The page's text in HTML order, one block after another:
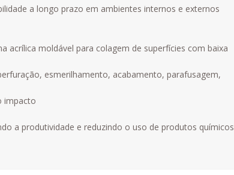
a longo prazo em ambientes internos e externos
acrílica moldável para colagem de superfícies com baixa
esmerilhamento, acabamento, parafusagem,
impacto
a produtividade e reduzindo o uso de produtos químicos